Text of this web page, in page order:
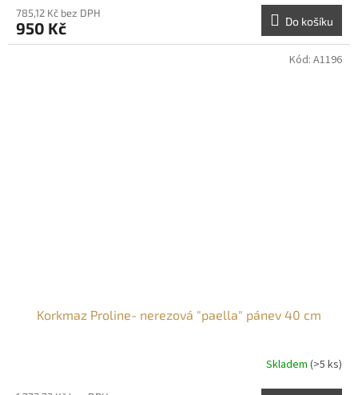
785,12 Kč bez DPH
950 Kč Do košíku
Korkmaz Proline- nerezová "paella" pánev 40 cm
Skladem (>5 ks)
Kód: A1196